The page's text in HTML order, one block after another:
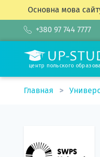
Основна мова
+380 97 744 7777
центр польского
Главная